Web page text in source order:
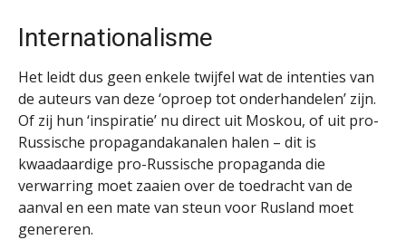
Internationalisme
Het leidt dus geen enkele twijfel wat de intenties van
de auteurs van deze ‘oproep tot onderhandelen’ zijn.
Of zij hun ‘inspiratie’ nu direct uit Moskou, of uit pro-
Russische propagandakanalen halen – dit is
kwaadaardige pro-Russische propaganda die
verwarring moet zaaien over de toedracht van de
aanval en een mate van steun voor Rusland moet
genereren.